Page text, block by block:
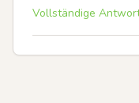
Vollständige